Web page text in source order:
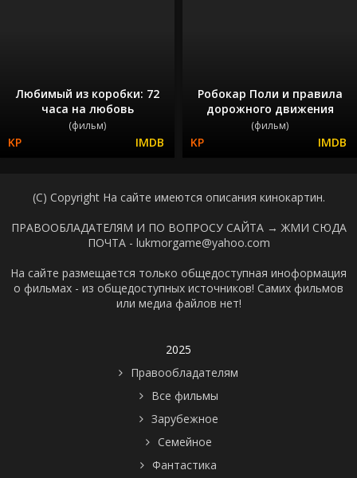
Любимый из коробки: 72
часа на любовь
(фильм)
Робокар Поли и правила
дорожного движения
(фильм)
(C) Copyright На сайте имеются описания кинокартин.
ПРАВООБЛАДАТЕЛЯМ И ПО ВОПРОСУ САЙТА → ЖМИ СЮДА
ПОЧТА - lukmorgame@yahoo.com
На сайте размещается только общедоступная иноформация
о фильмах - из общедоступных источников! Самих фильмов
или медиа файлов нет!
2025
Правообладателям
Все фильмы
Зарубежное
Семейное
Фантастика